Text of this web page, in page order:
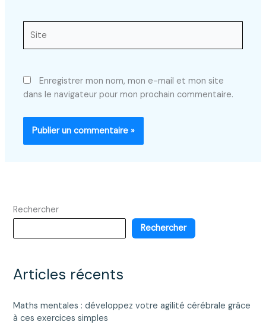
Enregistrer mon nom, mon e-mail et mon site
dans le navigateur pour mon prochain commentaire.
Rechercher
Rechercher
Articles récents
Maths mentales : développez votre agilité cérébrale grâce
à ces exercices simples